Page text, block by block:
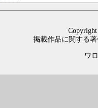
掲載作品に関する
ワ